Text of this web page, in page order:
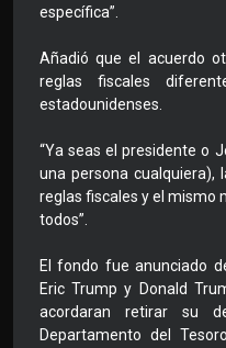
específica”.
Añadió que el acuerdo
reglas fiscales
estadounidenses.
“Ya seas el presidente o
una persona cualquiera),
reglas fiscales y el mismo
todos”.
El fondo fue anunciado
Eric Trump y Donald
acordaran retirar su
Departamento del